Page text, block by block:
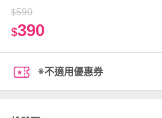
$590
$390
※不適用優惠券